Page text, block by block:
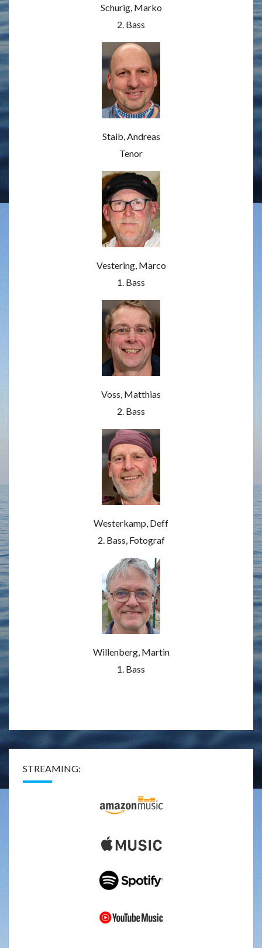
Schurig, Marko
2. Bass
Staib, Andreas
Tenor
Vestering, Marco
1. Bass
Voss, Matthias
2. Bass
Westerkamp, Deff
2. Bass, Fotograf
Willenberg, Martin
1. Bass
STREAMING: